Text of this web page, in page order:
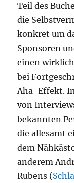
Teil des
die
konkret um
Sponsoren
einen
bei
Aha-Effekt.
von
bekannten
die allesamt
dem
anderem
Rubens (